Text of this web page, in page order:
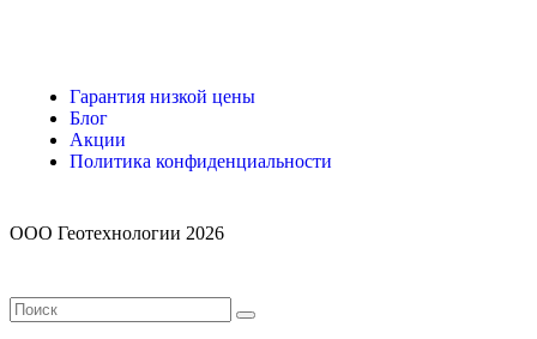
Гарантия низкой цены
Блог
Акции
Политика конфиденциальности
ООО Геотехнологии 2026